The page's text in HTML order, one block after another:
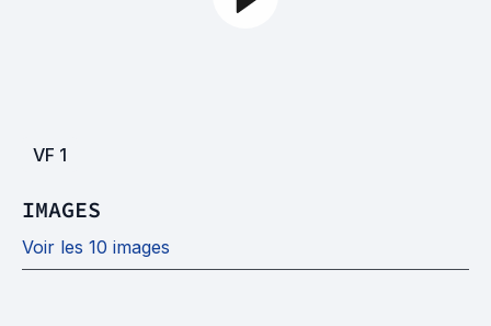
VF 1
IMAGES
Voir les 10 images